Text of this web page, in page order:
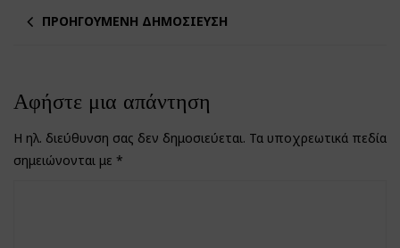
ΠΡΟΗΓΟΎΜΕΝΗ ΔΗΜΟΣΊΕΥΣΗ
Αφήστε μια απάντηση
Η ηλ. διεύθυνση σας δεν δημοσιεύεται. Τα υποχρεωτικά πεδία
σημειώνονται με *